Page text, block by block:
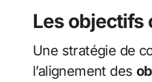
Les objectifs
Une stratégie de
l’alignement des